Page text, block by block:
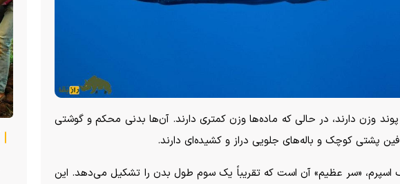
بین ۹۰ هزار تا ۱۲۰ هزار پوند وزن دارند، در حالی که ماده‌ها وزن کمتری دارند. آن‌ها بدنی محکم و گوشتی
پشتی کوچک و باله‌های جلویی دراز و کشیده‌ای دارند.
اسپرم، «سر عظیم» آن است که تقریباً یک سوم طول بدن را تشکیل می‌دهد. این